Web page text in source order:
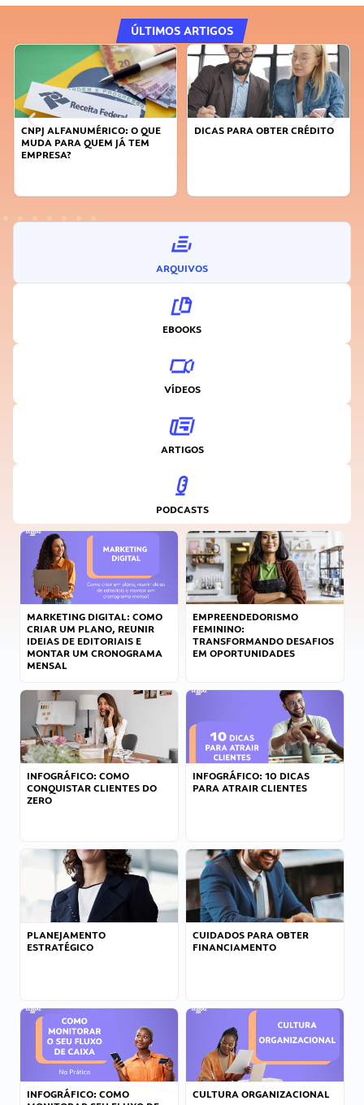
ÚLTIMOS ARTIGOS
CNPJ ALFANUMÉRICO: O QUE
MUDA PARA QUEM JÁ TEM
EMPRESA?
DICAS PARA OBTER CRÉDITO
ARQUIVOS
EBOOKS
VÍDEOS
ARTIGOS
PODCASTS
MARKETING DIGITAL: COMO
CRIAR UM PLANO, REUNIR
IDEIAS DE EDITORIAIS E
MONTAR UM CRONOGRAMA
MENSAL
EMPREENDEDORISMO
FEMININO:
TRANSFORMANDO DESAFIOS
EM OPORTUNIDADES
INFOGRÁFICO: COMO
CONQUISTAR CLIENTES DO
ZERO
INFOGRÁFICO: 10 DICAS
PARA ATRAIR CLIENTES
PLANEJAMENTO
ESTRATÉGICO
CUIDADOS PARA OBTER
FINANCIAMENTO
INFOGRÁFICO: COMO
CULTURA ORGANIZACIONAL